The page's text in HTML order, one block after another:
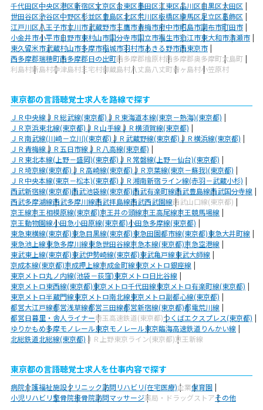
千代田区中央区港区新宿区文京区台東区墨田区江東区品川区目黒区大田区
世田谷区渋谷区中野区杉並区豊島区北区荒川区板橋区練馬区足立区葛飾区
江戸川区八王子市立川市武蔵野市三鷹市青梅市府中市昭島市調布市町田市
小金井市小平市日野市東村山市国分寺市国立市福生市狛江市東大和市清瀬市
東久留米市武蔵村山市多摩市稲城市羽村市あきる野市西東京市
西多摩郡瑞穂町西多摩郡日の出町西多摩郡檜原村西多摩郡奥多摩町大島町
利島村新島村神津島村三宅村御蔵島村八丈島八丈町青ヶ島村小笠原村
東京都の言語聴覚士求人を路線で探す
ＪＲ中央線ＪＲ総武線(東京都)ＪＲ東海道本線(東京－熱海)(東京都)
ＪＲ京浜東北線(東京都)ＪＲ山手線ＪＲ横須賀線(東京都)
ＪＲ南武線(川崎－立川)(東京都)ＪＲ武蔵野線(東京都)ＪＲ横浜線(東京都)
ＪＲ青梅線ＪＲ五日市線ＪＲ八高線(東京都)
ＪＲ東北本線(上野－盛岡)(東京都)ＪＲ常磐線(上野－仙台)(東京都)
ＪＲ埼京線(東京都)ＪＲ高崎線(東京都)ＪＲ京葉線(東京－蘇我)(東京都)
ＪＲ中央本線(東京－松本)(東京都)ＪＲ湘南新宿ライン線(赤羽－武蔵小杉)
西武新宿線(東京都)西武池袋線(東京都)西武有楽町線西武豊島線西武国分寺線
西武多摩湖線西武多摩川線西武拝島線西武西武園線西武山口線(東京都)
京王線京王相模原線(東京都)京王井の頭線京王高尾線京王競馬場線
京王動物園線小田急小田原線(東京都)小田急多摩線(東京都)
東急東横線(東京都)東急目黒線(東京都)東急田園都市線(東京都)東急大井町線
東急池上線東急多摩川線東急世田谷線京急本線(東京都)京急空港線
東武東上線(東京都)東武伊勢崎線(東京都)東武亀戸線東武大師線
京成本線(東京都)京成押上線京成金町線東京メトロ銀座線
東京メトロ丸ノ内線(池袋－荻窪)東京メトロ日比谷線
東京メトロ東西線(東京都)東京メトロ千代田線東京メトロ有楽町線(東京都)
東京メトロ半蔵門線東京メトロ南北線東京メトロ副都心線(東京都)
都営大江戸線都営浅草線都営三田線都営新宿線(東京都)都電荒川線
都営日暮里・舎人ライナー埼玉高速鉄道(東京都)つくばエクスプレス(東京都)
ゆりかもめ多摩モノレール東京モノレール東京臨海高速鉄道りんかい線
北総鉄道北総線(東京都) ＪＲ上野東京ライン(東京都)京王新線
東京都の言語聴覚士求人を仕事内容で探す
病院介護福祉施設クリニック訪問リハビリ(在宅医療)企業保育園
小児リハビリ整骨院接骨院訪問マッサージ薬局・ドラッグストアその他